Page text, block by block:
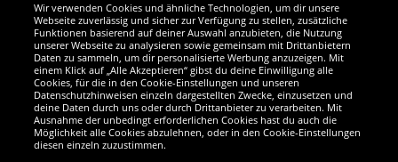
Wir sind ausgezeichnet
Wir verwenden Cookies und ähnliche Technologien, um dir unsere
Webseite zuverlässig und sicher zur Verfügung zu stellen, zusätzliche
Funktionen basierend auf deiner Auswahl anzubieten, die Nutzung
unserer Webseite zu analysieren sowie gemeinsam mit Drittanbietern
Daten zu sammeln, um dir personalisierte Werbung anzuzeigen. Mit
einem Klick auf „Alle Akzeptieren“ gibst du deine Einwilligung alle
Cookies, für die in den Cookie-Einstellungen und unseren
Datenschutzhinweisen einzeln dargestellten Zwecke, einzusetzen und
deine Daten durch uns oder durch Drittanbieter zu verarbeiten. Mit
Ausnahme der unbedingt erforderlichen Cookies hast du auch die
Möglichkeit alle Cookies abzulehnen, oder in den Cookie-Einstellungen
diesen einzeln zuzustimmen.